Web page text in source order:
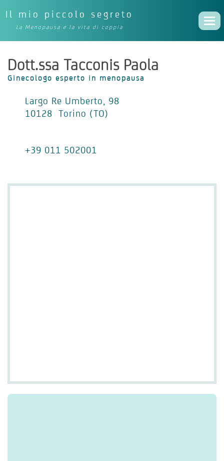
Il mio piccolo segreto
La Menopausa e la vita di coppia
Dott.ssa Tacconis Paola
Ginecologo esperto in menopausa
Largo Re Umberto, 98
10128 Torino (TO)
+39 011 502001